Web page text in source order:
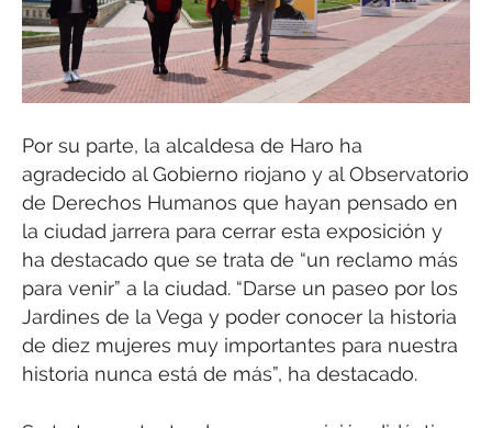
Por su parte, la alcaldesa de Haro ha
agradecido al Gobierno riojano y al Observatorio
de Derechos Humanos que hayan pensado en
la ciudad jarrera para cerrar esta exposición y
ha destacado que se trata de “un reclamo más
para venir” a la ciudad. “Darse un paseo por los
Jardines de la Vega y poder conocer la historia
de diez mujeres muy importantes para nuestra
historia nunca está de más”, ha destacado.